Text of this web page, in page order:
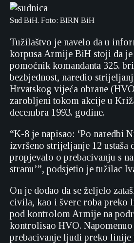
Sud BiH. Foto: BIRN BiH
Tužilaštvo je navelo da u
korpusa Armije BiH stoji da
pomoćnik komandanta 325.
bezbjednost, naredio
Hrvatskog vijeća obrane
zarobljeni tokom akcije u
decembra 1993. godine.
“K-8 je napisao: ‘Po naredbi
izvršeno strijeljanje 12 ustaša
propjevalo o prebacivanju s
stranu’”, podsjetio je tužilac
On je dodao da se željelo
civila, kao i šverc roba preko
pod kontrolom Armije na
kontrolisao HVO.
prebacivanje ljudi preko linije